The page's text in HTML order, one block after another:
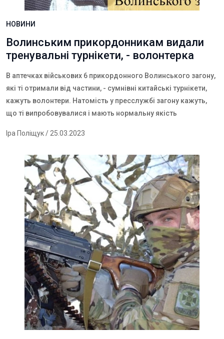
НОВИНИ
Волинським прикордонникам видали
тренувальні турнікети, - волонтерка
В аптечках військових 6 прикордонного Волинського загону,
які ті отримали від частини, - сумнівні китайські турнікети,
кажуть волонтери. Натомість у пресслужбі загону кажуть,
що ті випробовувалися і мають нормальну якість
Іра Поліщук/ 25.03.2023